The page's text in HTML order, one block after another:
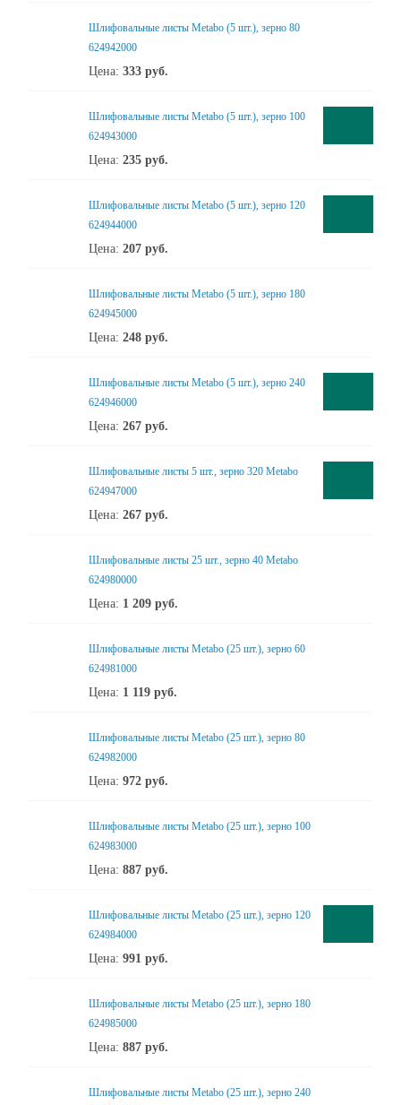
Шлифовальные листы Metabo (5 шт.), зерно 80
624942000
Цена: 333 руб.
Шлифовальные листы Metabo (5 шт.), зерно 100
624943000
Цена: 235 руб.
Шлифовальные листы Metabo (5 шт.), зерно 120
624944000
Цена: 207 руб.
Шлифовальные листы Metabo (5 шт.), зерно 180
624945000
Цена: 248 руб.
Шлифовальные листы Metabo (5 шт.), зерно 240
624946000
Цена: 267 руб.
Шлифовальные листы 5 шт., зерно 320 Metabo
624947000
Цена: 267 руб.
Шлифовальные листы 25 шт., зерно 40 Metabo
624980000
Цена: 1 209 руб.
Шлифовальные листы Metabo (25 шт.), зерно 60
624981000
Цена: 1 119 руб.
Шлифовальные листы Metabo (25 шт.), зерно 80
624982000
Цена: 972 руб.
Шлифовальные листы Metabo (25 шт.), зерно 100
624983000
Цена: 887 руб.
Шлифовальные листы Metabo (25 шт.), зерно 120
624984000
Цена: 991 руб.
Шлифовальные листы Metabo (25 шт.), зерно 180
624985000
Цена: 887 руб.
Шлифовальные листы Metabo (25 шт.), зерно 240